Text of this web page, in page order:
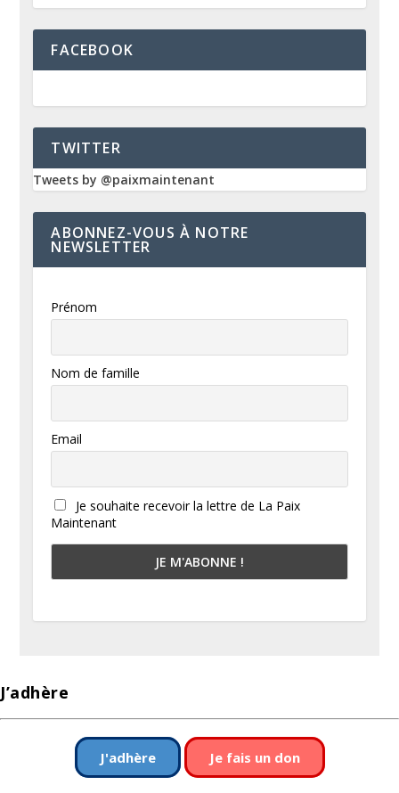
FACEBOOK
TWITTER
Tweets by @paixmaintenant
ABONNEZ-VOUS À NOTRE
NEWSLETTER
Prénom
Nom de famille
Email
Je souhaite recevoir la lettre de La Paix
Maintenant
J’adhère
J'adhère Je fais un don